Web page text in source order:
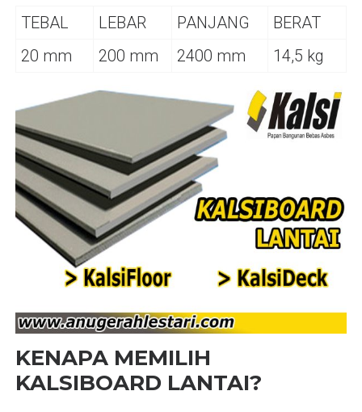
TEBAL LEBAR PANJANG
BERAT
20 mm
200 mm 2400 mm 14,5 kg
KENAPA MEMILIH
KALSIBOARD LANTAI?